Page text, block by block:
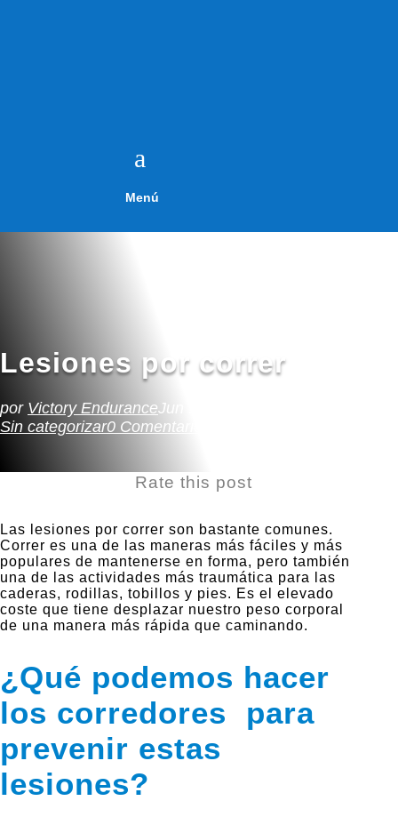
a
Menú
Lesiones por correr
por Victory EnduranceJun 19, 2012
Sin categorizar0 Comentarios
Rate this post
Las lesiones por correr son bastante comunes.
Correr es una de las maneras más fáciles y más
populares de mantenerse en forma, pero también
una de las actividades más traumática para las
caderas, rodillas, tobillos y pies. Es el elevado
coste que tiene desplazar nuestro peso corporal
de una manera más rápida que caminando.
¿Qué podemos hacer
los corredores para
prevenir estas
lesiones?